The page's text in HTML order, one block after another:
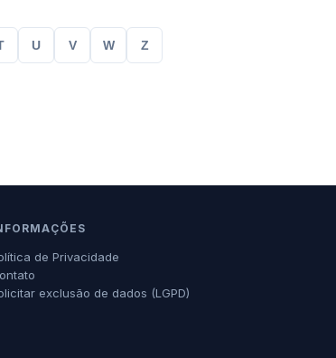
U V W Z
de Privacidade
exclusão de dados (LGPD)